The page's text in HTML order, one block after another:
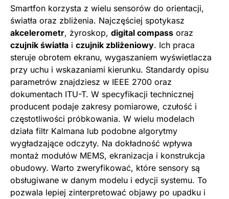
Smartfon korzysta z wielu sensorów do orientacji,
światła oraz zbliżenia. Najczęściej spotykasz
akcelerometr, żyroskop, digital compass oraz
czujnik światła i czujnik zbliżeniowy. Ich praca
steruje obrotem ekranu, wygaszaniem wyświetlacza
przy uchu i wskazaniami kierunku. Standardy opisu
parametrów znajdziesz w IEEE 2700 oraz
dokumentach ITU-T. W specyfikacji technicznej
producent podaje zakresy pomiarowe, czułość i
częstotliwości próbkowania. W wielu modelach
działa filtr Kalmana lub podobne algorytmy
wygładzające odczyty. Na dokładność wpływa
montaż modułów MEMS, ekranizacja i konstrukcja
obudowy. Warto zweryfikować, które sensory są
obsługiwane w danym modelu i edycji systemu. To
pozwala lepiej zinterpretować objawy po upadku i